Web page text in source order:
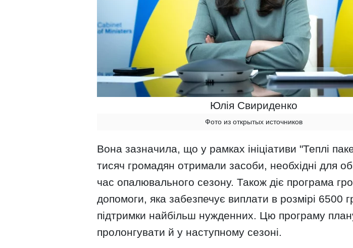
Юлія Свириденко
Фото из открытых источников
Вона зазначила, що у рамках ініціативи "Теплі
тисяч громадян отримали засоби, необхідні для
час опалювального сезону. Також діє програма
допомоги, яка забезпечує виплати в розмірі 6500
підтримки найбільш нужденних. Цю програму
пролонгувати й у наступному сезоні.